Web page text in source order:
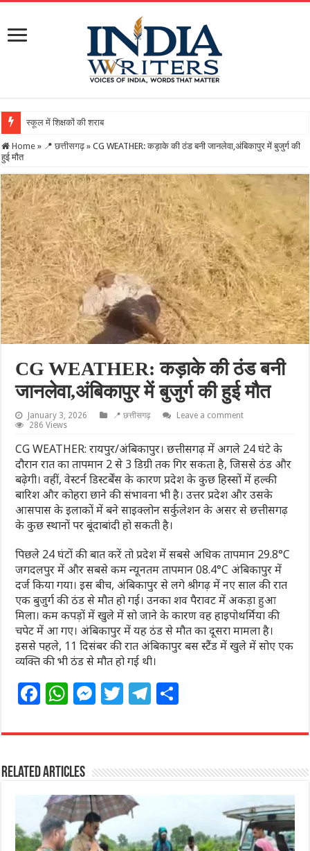
स्कूल में शिक्षकों की शराब पार्टी का वीडियो वायरल, DEO न
Home » 📍 छत्तीसगढ़ » CG WEATHER: कड़ाके की ठंड बनी जानलेवा,अंबिकापुर में बुजुर्ग की
हुई मौत
CG WEATHER: कड़ाके की ठंड बनी
जानलेवा,अंबिकापुर में बुजुर्ग की हुई मौत
January 3, 2026 📍 छत्तीसगढ़
Leave a comment
286 Views
CG WEATHER: रायपुर/अंबिकापुर। छत्तीसगढ़ में अगले 24 घंटे के
दौरान रात का तापमान 2 से 3 डिग्री तक गिर सकता है, जिससे ठंड और
बढ़ेगी। वहीं, वेस्टर्न डिस्टर्बेंस के कारण प्रदेश के कुछ हिस्सों में हल्की
बारिश और कोहरा छाने की संभावना भी है। उत्तर प्रदेश और उसके
आसपास के इलाकों में बने साइक्लोन सर्कुलेशन के असर से छत्तीसगढ़
के कुछ स्थानों पर बूंदाबांदी हो सकती है।
पिछले 24 घंटों की बात करें तो प्रदेश में सबसे अधिक तापमान 29.8°C
जगदलपुर में और सबसे कम न्यूनतम तापमान 08.4°C अंबिकापुर में
दर्ज किया गया। इस बीच, अंबिकापुर से लगे श्रीगढ़ में नए साल की रात
एक बुजुर्ग की ठंड से मौत हो गई। उनका शव पैरावट में अकड़ा हुआ
मिला। कम कपड़ों में खुले में सो जाने के कारण वह हाइपोथर्मिया की
चपेट में आ गए। अंबिकापुर में यह ठंड से मौत का दूसरा मामला है।
इससे पहले, 11 दिसंबर की रात अंबिकापुर बस स्टैंड में खुले में सोए एक
व्यक्ति की भी ठंड से मौत हो गई थी।
F
c
e
b
o
o
W
at
s
A
p
p
M
ss
n
g
e
T
itt
r
T
e
ra
ar
Related Articles